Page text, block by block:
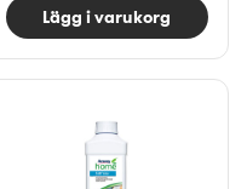
Lägg i varukorg